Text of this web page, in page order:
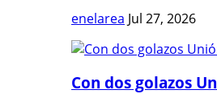
enelarea Jul 27, 2026
Con dos golazos